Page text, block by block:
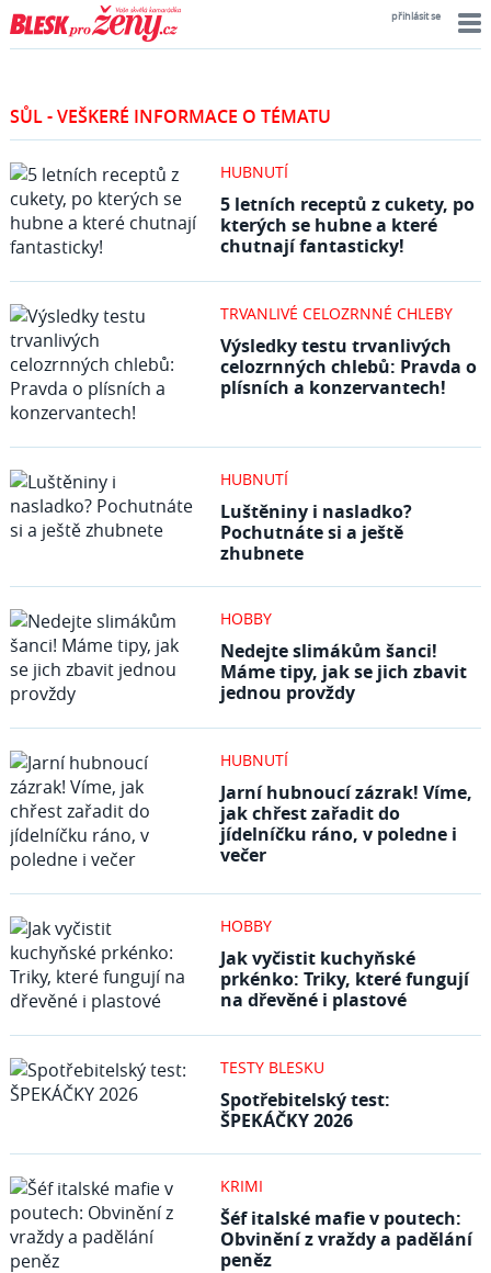
přihlásit se
SŮL - VEŠKERÉ INFORMACE O TÉMATU
HUBNUTÍ
5 letních receptů z cukety, po
kterých se hubne a které
chutnají fantasticky!
TRVANLIVÉ CELOZRNNÉ CHLEBY
Výsledky testu trvanlivých
celozrnných chlebů: Pravda o
plísních a konzervantech!
HUBNUTÍ
Luštěniny i nasladko?
Pochutnáte si a ještě
zhubnete
HOBBY
Nedejte slimákům šanci!
Máme tipy, jak se jich zbavit
jednou provždy
HUBNUTÍ
Jarní hubnoucí zázrak! Víme,
jak chřest zařadit do
jídelníčku ráno, v poledne i
večer
HOBBY
Jak vyčistit kuchyňské
prkénko: Triky, které fungují
na dřevěné i plastové
TESTY BLESKU
Spotřebitelský test:
ŠPEKÁČKY 2026
KRIMI
Šéf italské mafie v poutech:
Obvinění z vraždy a padělání
peněz